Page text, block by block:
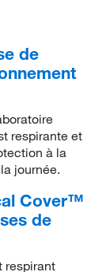
de
respirante et
à la
journée.
Cover™
de
respirant